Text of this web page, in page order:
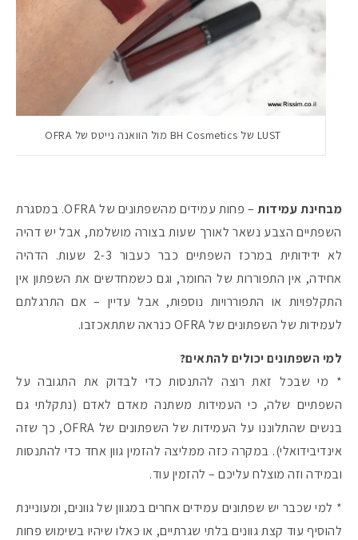
LUST של BH Cosmetics מול הוואנה נייטס של OFRA
מבחינת עמידות
– פחות עמידים מהשפתונים של OFRA. במסגרת
השפתיים הצבע נשאר לאורך שעות בצורה מושלמת, אבל יש דהיה
לא ידידותית במרכז השפתיים כבר כעבור 2-3 שעות. הדהיה
אחידה, אין התפוררות של החומר, וגם כשמחדשים את השפתון אין
התקלפויות או התפוררויות נוספות, אבל עדיין – אם התרגלתם
לעמידות של השפתונים של OFRA כנראה שתתאכזבו.
למי השפתונים יכולים להתאים?
* מי שבכל זאת רוצה להתנסות כדי לבדוק את התגובה על
השפתיים שלה, כי העמידות משתנה מאדם לאדם (נתקלתי גם
בנשים שהתלוננו על העמידות של השפתונים של OFRA, כך שזה
אינדיבידואלי). במקרה כזה ממליצה להזמין גוון אחד כדי להתנסות
ובמידה וזה מוצלח עליכם – להזמין עוד.
* למי שכבר יש שפתונים עמידים אחרים במגוון של גוונים, ומעוניינת
להוסיף עוד קצת גוונים בלתי שגרתיים, או כאלו שיהיו בשימוש פחות